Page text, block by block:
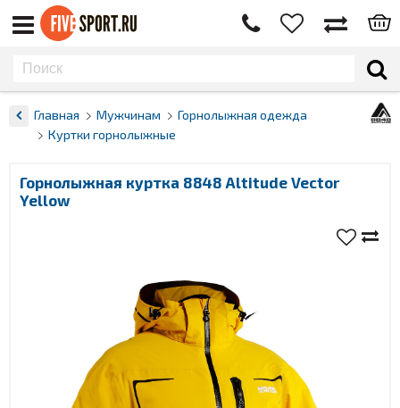
Главная Мужчинам
Горнолыжная одежда
Куртки горнолыжные
Горнолыжная куртка 8848 Altitude Vector
Yellow